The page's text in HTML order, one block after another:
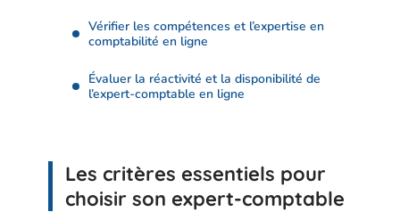
Vérifier les compétences et l’expertise en
comptabilité en ligne
Évaluer la réactivité et la disponibilité de
l’expert-comptable en ligne
Les critères essentiels pour
choisir son expert-comptable